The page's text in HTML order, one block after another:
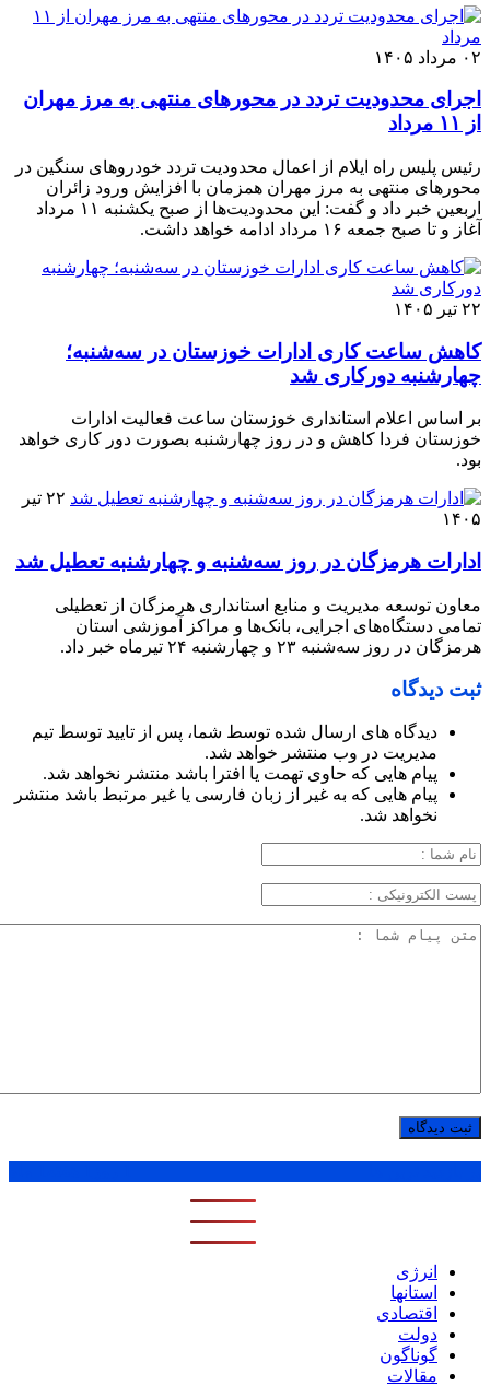
۰۲ مرداد ۱۴۰۵
اجرای محدودیت تردد در محورهای منتهی به مرز مهران
از ۱۱ مرداد
رئیس پلیس راه ایلام از اعمال محدودیت تردد خودروهای سنگین در
محورهای منتهی به مرز مهران همزمان با افزایش ورود زائران
اربعین خبر داد و گفت: این محدودیت‌ها از صبح یکشنبه ۱۱ مرداد
آغاز و تا صبح جمعه ۱۶ مرداد ادامه خواهد داشت.
۲۲ تیر ۱۴۰۵
کاهش ساعت کاری ادارات خوزستان در سه‌شنبه؛
چهارشنبه دورکاری شد
بر اساس اعلام استانداری خوزستان ساعت فعالیت ادارات
خوزستان فردا کاهش و در روز چهارشنبه بصورت دور کاری خواهد
بود.
۲۲ تیر
۱۴۰۵
ادارات هرمزگان در روز سه‌شنبه و چهارشنبه تعطیل شد
معاون توسعه مدیریت و منابع استانداری هرمزگان از تعطیلی
تمامی دستگاه‌های اجرایی، بانک‌ها و مراکز آموزشی استان
هرمزگان در روز سه‌شنبه ۲۳ و چهارشنبه ۲۴ تیرماه خبر داد.
ثبت دیدگاه
دیدگاه های ارسال شده توسط شما، پس از تایید توسط تیم
مدیریت در وب منتشر خواهد شد.
پیام هایی که حاوی تهمت یا افترا باشد منتشر نخواهد شد.
پیام هایی که به غیر از زبان فارسی یا غیر مرتبط باشد منتشر
نخواهد شد.
انرژی
استانها
اقتصادی
دولت
گوناگون
مقالات